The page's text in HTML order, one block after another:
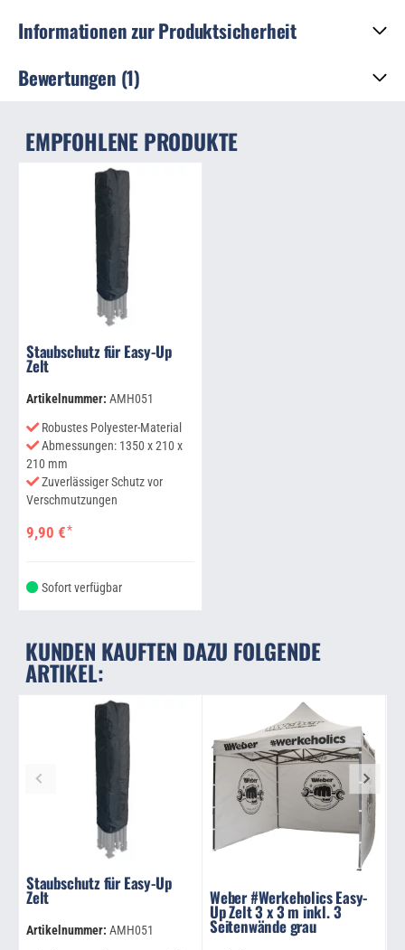
Informationen zur Produktsicherheit
Bewertungen (1)
EMPFOHLENE PRODUKTE
Staubschutz für Easy-Up
Zelt
Artikelnummer: AMH051
Robustes Polyester-Material
Abmessungen: 1350 x 210 x
210 mm
Zuverlässiger Schutz vor
Verschmutzungen
9,90 €*
Sofort verfügbar
KUNDEN KAUFTEN DAZU FOLGENDE
ARTIKEL:
Staubschutz für Easy-Up
Zelt
Artikelnummer: AMH051
Weber #Werkeholics Easy-
Up Zelt 3 x 3 m inkl. 3
Seitenwände grau